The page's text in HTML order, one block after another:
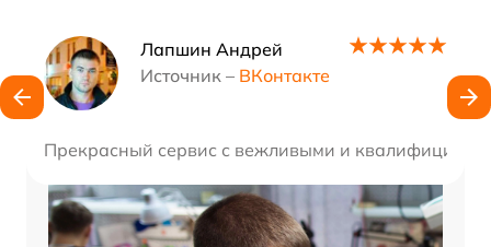
Лапшин Андрей
Источник – ВКонтакте
Прекрасный сервис с вежливыми и
Наши мастера